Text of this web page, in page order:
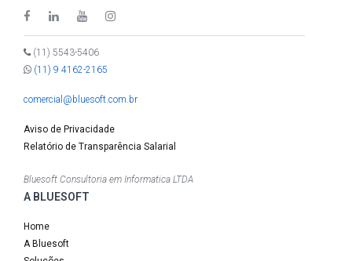
(11) 5543-5406
(11) 9 4162-2165
comercial@bluesoft.com.br
Aviso de Privacidade
Relatório de Transparência Salarial
Bluesoft Consultoria em Informatica LTDA
A BLUESOFT
Home
A Bluesoft